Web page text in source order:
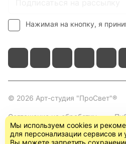
Нажимая на кнопку, я
© 2026 Арт-студия "ПроСвет"®
Соглашение на обработку
персональных данных
Мы используем cookies и
для персонализации сервисов и
Вы можете запретить